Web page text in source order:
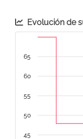
Evolución de
45
50
55
60
65